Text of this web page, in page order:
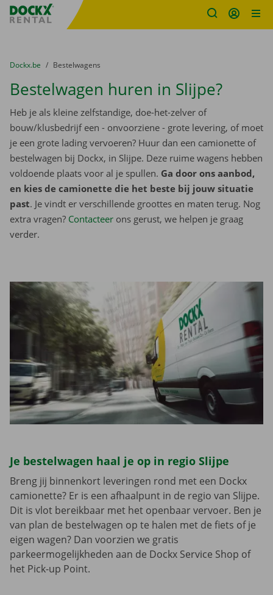
Fratello DEMO
U bevindt zich hier:
van
Dockx.be naar
Bestelwagens
Bestelwagen huren in Slijpe?
Heb je als kleine zelfstandige, doe-het-zelver of
bouw/klusbedrijf een - onvoorziene - grote levering, of moet
je een grote lading vervoeren? Huur dan een camionette of
bestelwagen bij Dockx, in Slijpe. Deze ruime wagens hebben
voldoende plaats voor al je spullen. Ga door ons aanbod,
en kies de camionette die het beste bij jouw situatie
past. Je vindt er verschillende groottes en maten terug. Nog
extra vragen? Contacteer ons gerust, we helpen je graag
verder.
Je bestelwagen haal je op in regio Slijpe
Breng jij binnenkort leveringen rond met een Dockx
camionette? Er is een afhaalpunt in de regio van Slijpe.
Dit is vlot bereikbaar met het openbaar vervoer. Ben je
van plan de bestelwagen op te halen met de fiets of je
eigen wagen? Dan voorzien we gratis
parkeermogelijkheden aan de Dockx Service Shop of
het Pick-up Point.